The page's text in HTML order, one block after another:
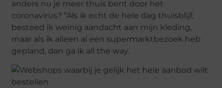
anders nu je meer thuis bent door het
coronavirus? “Als ik echt de hele dag thuisblijf,
besteed ik weinig aandacht aan mijn kleding,
maar als ik alleen al een supermarktbezoek heb
gepland, dan ga ik all the way.